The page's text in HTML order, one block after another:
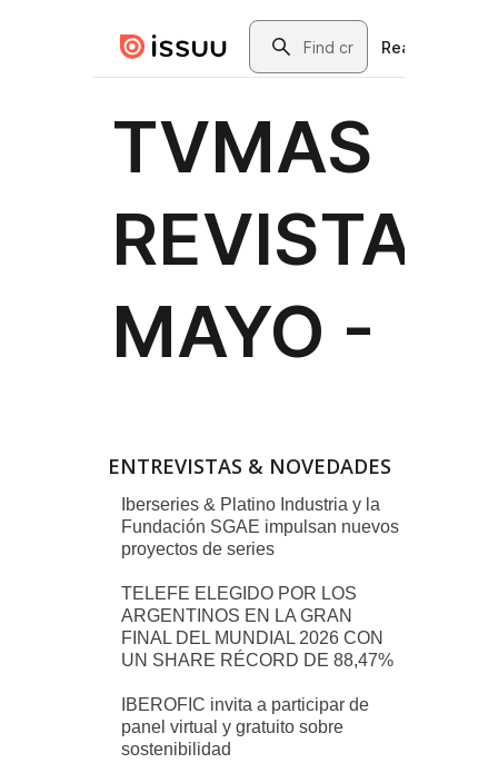
ENTREVISTAS & NOVEDADES
Iberseries & Platino Industria y la
Fundación SGAE impulsan nuevos
proyectos de series
TELEFE ELEGIDO POR LOS
ARGENTINOS EN LA GRAN
FINAL DEL MUNDIAL 2026 CON
UN SHARE RÉCORD DE 88,47%
IBEROFIC invita a participar de
panel virtual y gratuito sobre
sostenibilidad